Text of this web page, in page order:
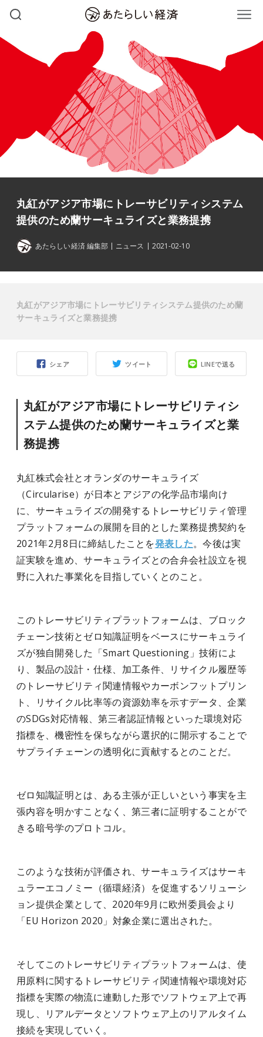
丸紅がアジア市場にトレーサビリティシステム
提供のため蘭サーキュライズと業務提携
あたらしい経済 編集部 ニュース 2021-02-10
シェア ツイート LINEで送る
丸紅がアジア市場にトレーサビリティシ
ステム提供のため蘭サーキュライズと業
務提携
丸紅株式会社とオランダのサーキュライズ
（Circularise）が日本とアジアの化学品市場向け
に、サーキュライズの開発するトレーサビリティ管理
プラットフォームの展開を目的とした業務提携契約を
2021年2月8日に締結したことを発表した。今後は実
証実験を進め、サーキュライズとの合弁会社設立を視
野に入れた事業化を目指していくとのこと。
このトレーサビリティプラットフォームは、ブロック
チェーン技術とゼロ知識証明をベースにサーキュライ
ズが独自開発した「Smart Questioning」技術によ
り、製品の設計・仕様、加工条件、リサイクル履歴等
のトレーサビリティ関連情報やカーボンフットプリン
ト、リサイクル比率等の資源効率を示すデータ、企業
のSDGs対応情報、第三者認証情報といった環境対応
指標を、機密性を保ちながら選択的に開示することで
サプライチェーンの透明化に貢献するとのことだ。
ゼロ知識証明とは、ある主張が正しいという事実を主
張内容を明かすことなく、第三者に証明することがで
きる暗号学のプロトコル。
このような技術が評価され、サーキュライズはサーキ
ュラーエコノミー（循環経済）を促進するソリューシ
ョン提供企業として、2020年9月に欧州委員会より
「EU Horizon 2020」対象企業に選出された。
そしてこのトレーサビリティプラットフォームは、使
用原料に関するトレーサビリティ関連情報や環境対応
指標を実際の物流に連動した形でソフトウェア上で再
現し、リアルデータとソフトウェア上のリアルタイム
接続を実現していく。
丸紅がアジア市場にトレーサビリティシステム提供のため蘭
サーキュライズと業務提携